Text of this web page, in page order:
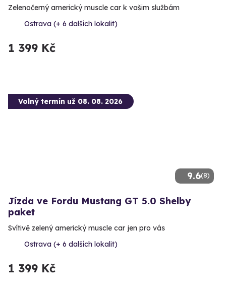
Zelenočerný americký muscle car k vašim službám
Ostrava (+ 6 dalších lokalit)
1 399 Kč
9.6(8)
Volný termín už 08. 08. 2026
Jízda ve Fordu Mustang GT 5.0 Shelby
paket
Svítivě zelený americký muscle car jen pro vás
Ostrava (+ 6 dalších lokalit)
1 399 Kč